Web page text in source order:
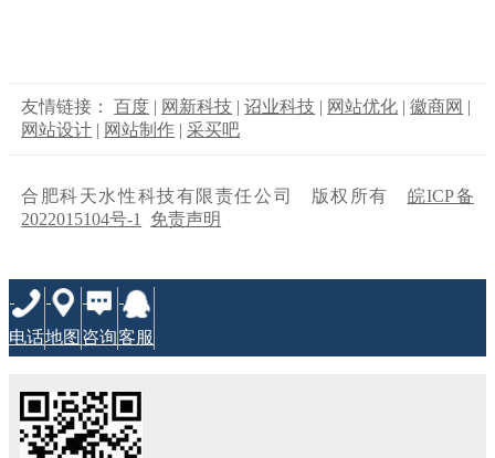
友情链接：百度 | 网新科技 |诏业科技 | 网站优化 |徽商网 |
网站设计 | 网站制作 |采买吧
合肥科天水性科技有限责任公司 版权所有 皖ICP备
2022015104号-1
免责声明
电话地图 咨询客服